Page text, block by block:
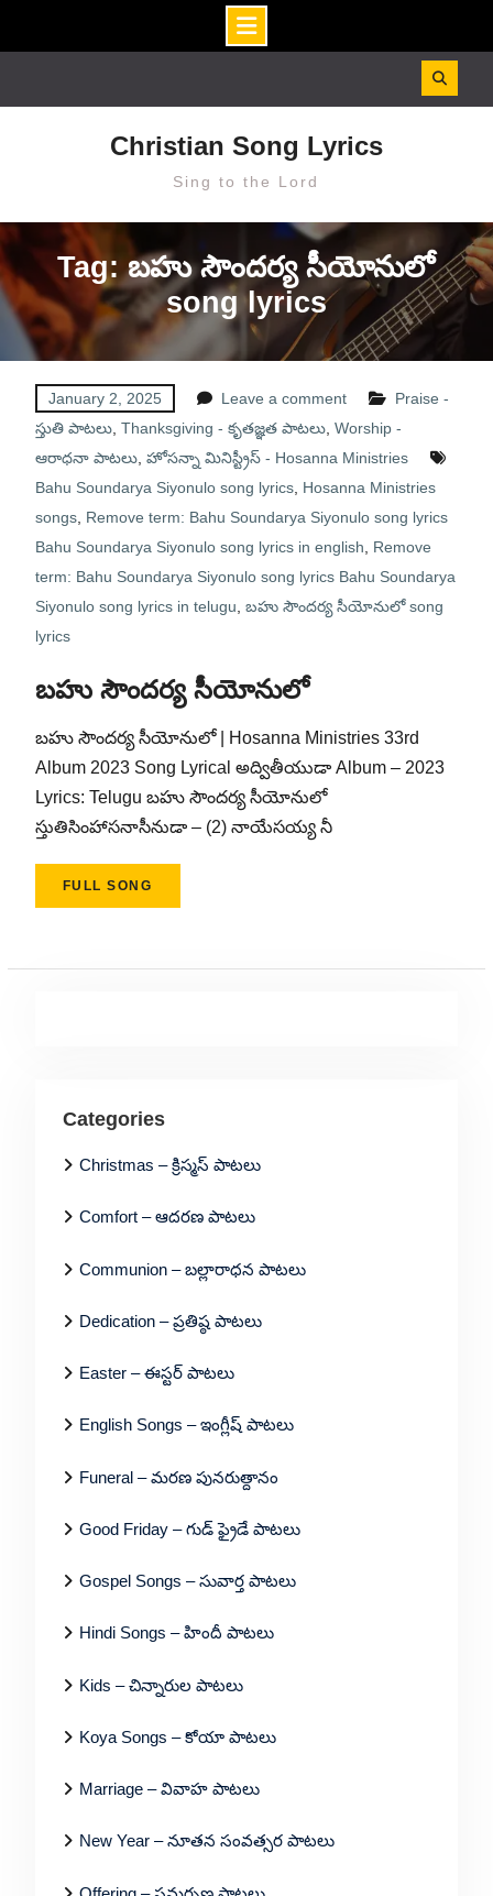
Christian Song Lyrics
Sing to the Lord
Tag: బహు సౌందర్య సీయోనులో
song lyrics
January 2, 2025 Leave a comment
Praise -
స్తుతి పాటలు, Thanksgiving - కృతజ్ఞత పాటలు, Worship -
ఆరాధనా పాటలు, హోసన్నా మినిస్ట్రీస్ - Hosanna Ministries
Bahu Soundarya Siyonulo song lyrics, Hosanna Ministries
songs, Remove term: Bahu Soundarya Siyonulo song lyrics
Bahu Soundarya Siyonulo song lyrics in english
Remove
term: Bahu Soundarya Siyonulo song lyrics Bahu Soundarya
Siyonulo song lyrics in telugu బహు సౌందర్య సీయోనులో song
lyrics
బహు సౌందర్య సీయోనులో
బహు సౌందర్య సీయోనులో | Hosanna Ministries 33rd
Album 2023 Song Lyrical అద్వితీయుడా Album – 2023
Lyrics: Telugu బహు సౌందర్య సీయోనులో
స్తుతిసింహాసనాసీనుడా – (2) నాయేసయ్య నీ
FULL SONG
Categories
Christmas – క్రిస్మస్ పాటలు
Comfort – ఆదరణ పాటలు
Communion – బల్లారాధన పాటలు
Dedication – ప్రతిష్ఠ పాటలు
Easter – ఈస్టర్ పాటలు
English Songs – ఇంగ్లీష్ పాటలు
Funeral – మరణ పునరుత్దానం
Good Friday – గుడ్ ఫ్రైడే పాటలు
Gospel Songs – సువార్త పాటలు
Hindi Songs – హిందీ పాటలు
Kids – చిన్నారుల పాటలు
Koya Songs – కోయా పాటలు
Marriage – వివాహ పాటలు
New Year – నూతన సంవత్సర పాటలు